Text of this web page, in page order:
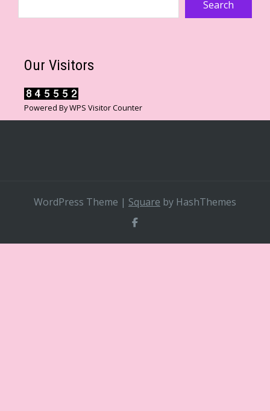
Search
Our Visitors
Powered ByWPS Visitor Counter
WordPress Theme | Square by HashThemes